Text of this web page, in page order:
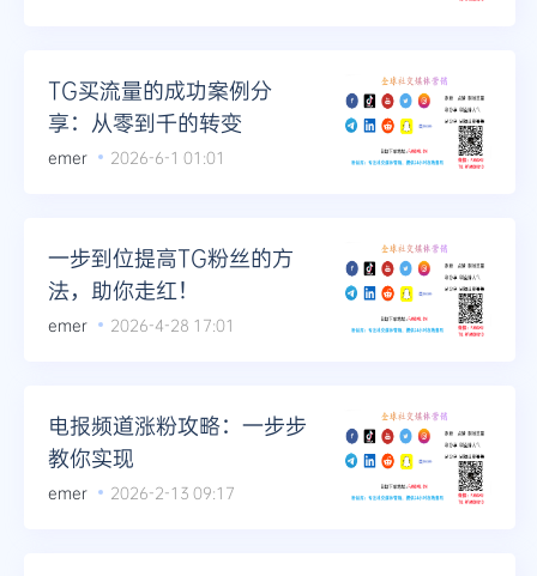
TG买流量的成功案例分
享：从零到千的转变
emer 2026-6-1 01:01
一步到位提高TG粉丝的方
法，助你走红！
emer 2026-4-28 17:01
电报频道涨粉攻略：一步步
教你实现
emer 2026-2-13 09:17